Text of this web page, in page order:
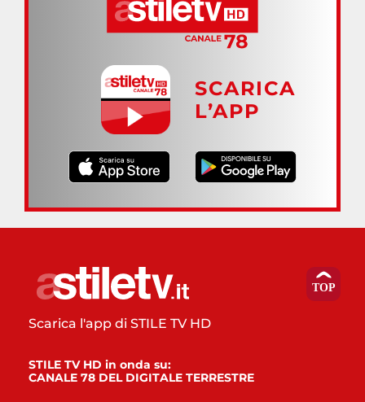
SCARICA
L’APP
Scarica l'app di STILE TV HD
STILE TV HD in onda su:
CANALE 78 DEL DIGITALE TERRESTRE